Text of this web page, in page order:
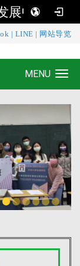
中心
LINE 网站导览
展中心
MENU